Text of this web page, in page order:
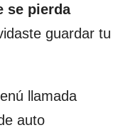
se pierda
guardar tu
llamada
auto